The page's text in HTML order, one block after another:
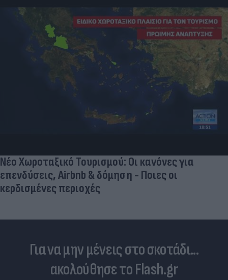
Νέο Χωροταξικό Τουρισμού: Οι κανόνες για
επενδύσεις, Airbnb & δόμηση - Ποιες οι
κερδισμένες περιοχές
Για να μην μένεις στο σκοτάδι...
ακολούθησε το Flash.gr